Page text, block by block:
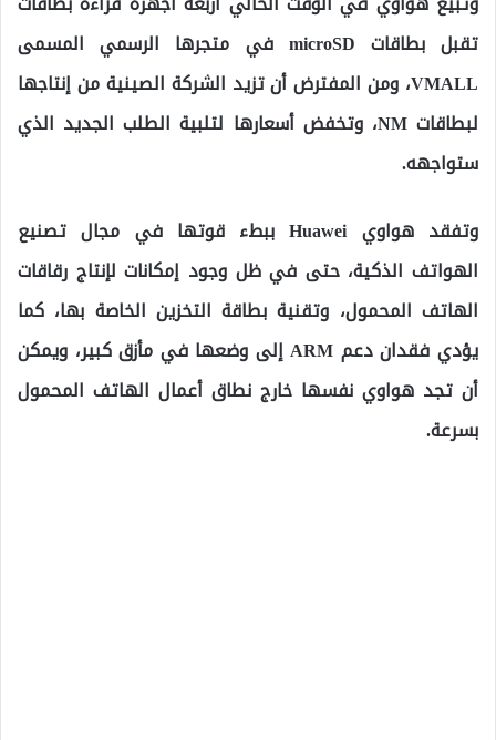
تقبل بطاقات microSD في متجرها الرسمي المسمى
VMALL، ومن المفترض أن تزيد الشركة الصينية من إنتاجها
لبطاقات NM، وتخفض أسعارها لتلبية الطلب الجديد الذي
ستواجهه.
وتفقد هواوي Huawei ببطء قوتها في مجال تصنيع
الهواتف الذكية، حتى في ظل وجود إمكانات لإنتاج رقاقات
الهاتف المحمول، وتقنية بطاقة التخزين الخاصة بها، كما
يؤدي فقدان دعم ARM إلى وضعها في مأزق كبير، ويمكن
أن تجد هواوي نفسها خارج نطاق أعمال الهاتف المحمول
بسرعة.